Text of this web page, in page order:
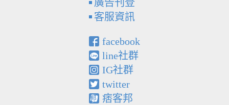
廣告刊登
客服資訊
facebook
line社群
IG社群
twitter
痞客邦